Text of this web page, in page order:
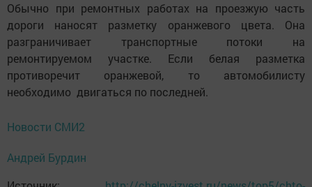
Обычно при ремонтных работах на проезжую часть
дороги наносят разметку оранжевого цвета. Она
разграничивает транспортные потоки на
ремонтируемом участке. Если белая разметка
противоречит оранжевой, то автомобилисту
необходимо двигаться по последней.
Новости СМИ2
Андрей Бурдин